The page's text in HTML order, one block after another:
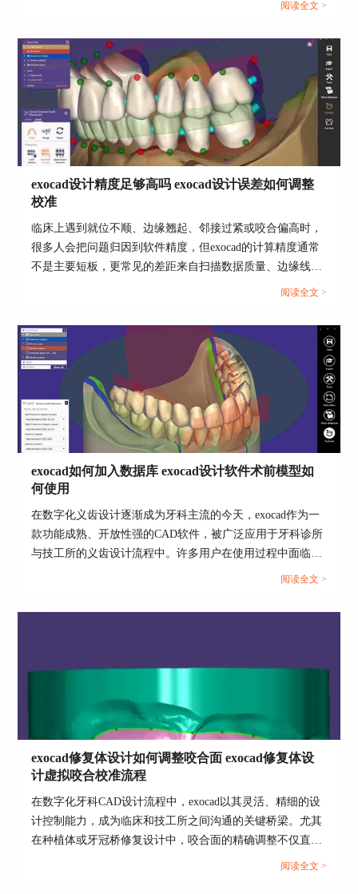
本文详细介绍了exocad模型和CT匹配以及exocad模
型插拔的操作过程，这两个功能对于提升设计效率
我们能够更清晰、更准确地理解患者的口腔状况，
从而为他们提供更为精准的治疗方案。而模型插拔
的操作，则有助于我们在设计过程中更好地模拟和
优化替代体的嵌合情况，提升替代体的舒适度和耐
阅读全文 >
exocad设计精度足够高吗 exocad设计误差如何调整
校准
临床上遇到就位不顺、边缘翘起、邻接过紧或咬合偏高时，
很多人会把问题归因到软件精度，但exocad的计算精度通常
不是主要短板，更常见的差距来自扫描数据质量、边缘线可
解释性、参数模板口径以及加工补偿是否一致。把误差拆到
试戴阶段更稳定。...
阅读全文 >
exocad如何加入数据库 exocad设计软件术前模型如
何使用
在数字化义齿设计逐渐成为牙科主流的今天，exocad作为一
款功能成熟、开放性强的CAD软件，被广泛应用于牙科诊所
与技工所的义齿设计流程中。许多用户在使用过程中面临如
何将患者或病例信息导入数据库以便长期管理的问题，同时
本文围绕“exocad如何加入数据库，exocad设计软件术前模型
点，帮助牙科数字化操作人员构建稳定、高效的数据闭环工
阅读全文 >
exocad修复体设计如何调整咬合面 exocad修复体设
计虚拟咬合校准流程
在数字化牙科CAD设计流程中，exocad以其灵活、精细的设
计控制能力，成为临床和技工所之间沟通的关键桥梁。尤其
在种植体或牙冠桥修复设计中，咬合面的精确调整不仅直接
影响咀嚼功能，也关系到舒适度和长期稳定性。通过exocad
阅读全文 >